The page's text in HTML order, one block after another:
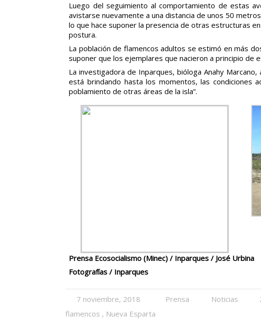
Luego del seguimiento al comportamiento de estas
avistarse nuevamente a una distancia de unos 50
lo que hace suponer la presencia de otras estructuras
postura.
La población de flamencos adultos se estimó en más
suponer que los ejemplares que nacieron a principio de
La investigadora de Inparques, bióloga Anahy
está brindando hasta los momentos, las condiciones
poblamiento de otras áreas de la isla”.
Prensa Ecosocialismo (Minec) / Inparques / José Urbina
Fotografías / Inparques
7 noviembre, 2018 Prensa Noticias
flamencos , Nueva Esparta